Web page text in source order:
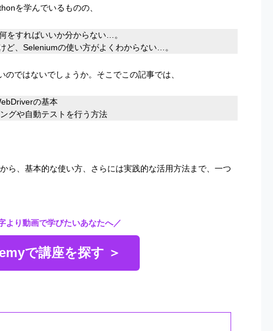
を学んでいるものの、
をすればいいか分からない…。
ど、Seleniumの使い方がよくわからない…。
ではないでしょうか。そこでこの記事では、
の基本
グや自動テストを行う方法
ら、基本的な使い方、さらには実践的な活用方法まで、一つ
より動画で学びたいあなたへ／
で講座を探す ＞